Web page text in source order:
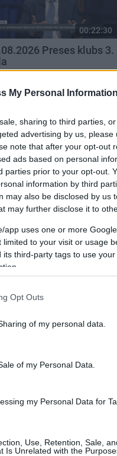
My Personal Information
sharing to third parties,
advertising by us,
note that after your opt-out
ads based on personal
parties prior to your opt-out.
information by third
may also be disclosed by us
may further disclose it to
app uses one or more
to your visit or usage
third-party tags to use
Opt Outs
of my personal data.
of my Personal Data.
my Personal Data for
Use, Retention, Sale,
Is Unrelated with the
00:22:30
Preses klubs 3.